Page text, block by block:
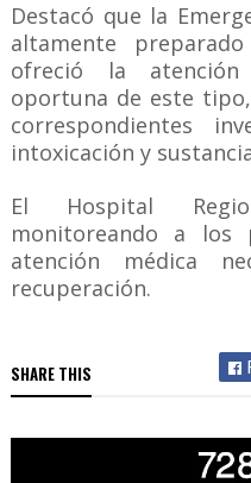
Destacó que la
altamente
ofreció la
oportuna de este
correspondientes
intoxicación y
El Hospital
monitoreando a los
atención médica
recuperación.
SHARE THIS